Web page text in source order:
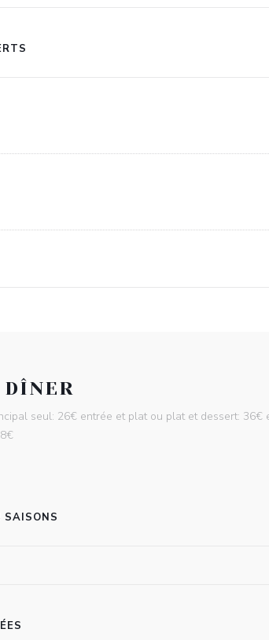
DÎNER
seul: 26€ entrée et plat ou plat et dessert: 36€
SAISONS